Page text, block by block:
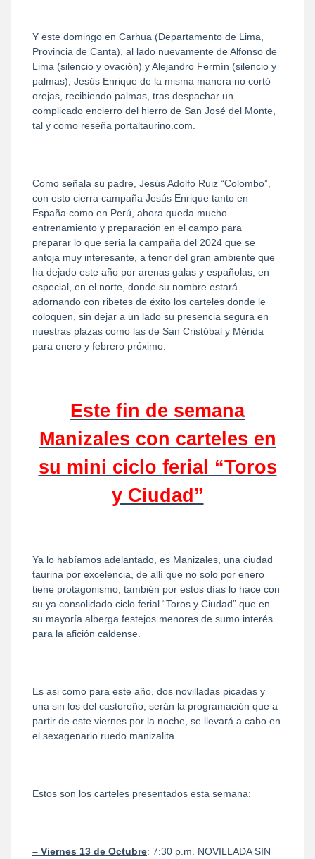
Y este domingo en Carhua (Departamento de Lima,
Provincia de Canta), al lado nuevamente de Alfonso de
Lima (silencio y ovación) y Alejandro Fermín (silencio y
palmas), Jesús Enrique de la misma manera no cortó
orejas, recibiendo palmas, tras despachar un
complicado encierro del hierro de San José del Monte,
tal y como reseña portaltaurino.com.
Como señala su padre, Jesús Adolfo Ruiz “Colombo”,
con esto cierra campaña Jesús Enrique tanto en
España como en Perú, ahora queda mucho
entrenamiento y preparación en el campo para
preparar lo que seria la campaña del 2024 que se
antoja muy interesante, a tenor del gran ambiente que
ha dejado este año por arenas galas y españolas, en
especial, en el norte, donde su nombre estará
adornando con ribetes de éxito los carteles donde le
coloquen, sin dejar a un lado su presencia segura en
nuestras plazas como las de San Cristóbal y Mérida
para enero y febrero próximo.
Este fin de semana
Manizales con carteles en
su mini ciclo ferial “Toros
y Ciudad”
Ya lo habíamos adelantado, es Manizales, una ciudad
taurina por excelencia, de allí que no solo por enero
tiene protagonismo, también por estos días lo hace con
su ya consolidado ciclo ferial “Toros y Ciudad” que en
su mayoría alberga festejos menores de sumo interés
para la afición caldense.
Es asi como para este año, dos novilladas picadas y
una sin los del castoreño, serán la programación que a
partir de este viernes por la noche, se llevará a cabo en
el sexagenario ruedo manizalita.
Estos son los carteles presentados esta semana:
– Viernes 13 de Octubre: 7:30 p.m. NOVILLADA SIN